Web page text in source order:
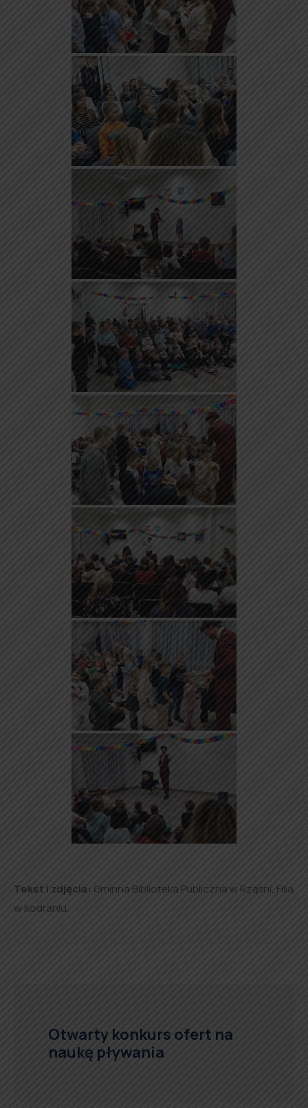
Tekst i zdjęcia: Gminna Biblioteka Publiczna w Rząśni, Filia
w Kodraniu.
Otwarty konkurs ofert na
naukę pływania